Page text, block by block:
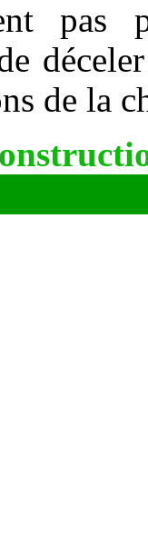
pas
de la